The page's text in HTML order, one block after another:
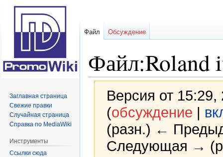
Файл:Roland
Версия от
(обсуждение |
(разн.) ←
Следующая →
Файл Обсуждение
Заглавная страница
Свежие правки
Случайная страница
Справка по MediaWiki
Инструменты
Ссылки сюда